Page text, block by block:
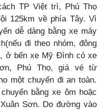
TP Việt trì, Phú Thọ
125km về phía Tây. Vì
dễ dàng bằng xe máy
đi theo nhóm, đông
ở bến xe Mỹ Đình có xe
Phú Thọ, giá vé từ
một chuyến đi an toàn.
bằng xe ôm hoặc
Sơn. Do đường vào